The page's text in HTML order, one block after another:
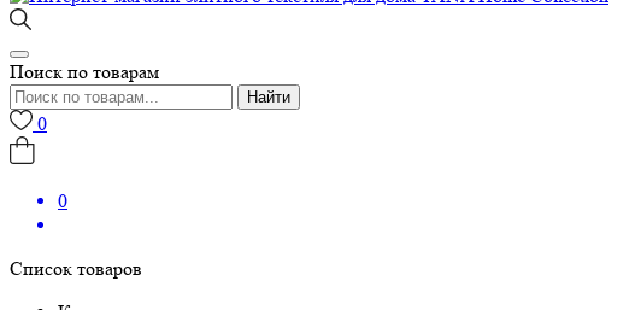
Поиск по товарам
Найти
0
0
Список товаров